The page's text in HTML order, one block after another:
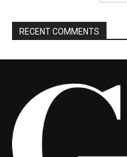
RECENT COMMENTS